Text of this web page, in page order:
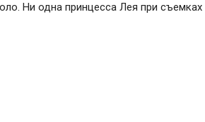
Ни одна принцесса Лея при съемках